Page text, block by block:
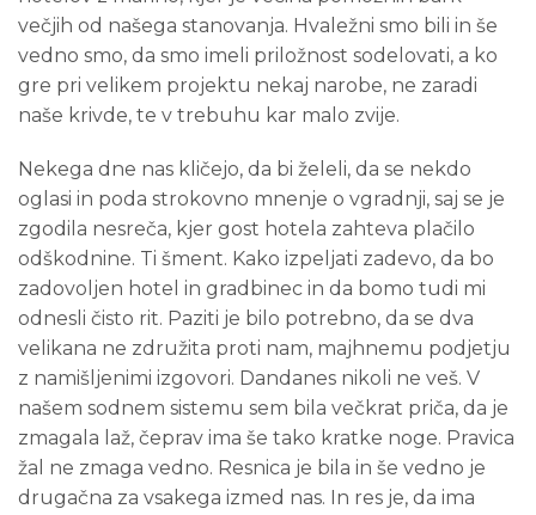
večjih od našega stanovanja. Hvaležni smo bili in še
vedno smo, da smo imeli priložnost sodelovati, a ko
gre pri velikem projektu nekaj narobe, ne zaradi
naše krivde, te v trebuhu kar malo zvije.
Nekega dne nas kličejo, da bi želeli, da se nekdo
oglasi in poda strokovno mnenje o vgradnji, saj se je
zgodila nesreča, kjer gost hotela zahteva plačilo
odškodnine. Ti šment. Kako izpeljati zadevo, da bo
zadovoljen hotel in gradbinec in da bomo tudi mi
odnesli čisto rit. Paziti je bilo potrebno, da se dva
velikana ne združita proti nam, majhnemu podjetju
z namišljenimi izgovori. Dandanes nikoli ne veš. V
našem sodnem sistemu sem bila večkrat priča, da je
zmagala laž, čeprav ima še tako kratke noge. Pravica
žal ne zmaga vedno. Resnica je bila in še vedno je
drugačna za vsakega izmed nas. In res je, da ima